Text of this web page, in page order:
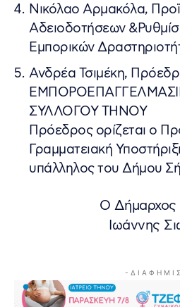
Νικόλαο Αρμακόλα,
Αδειοδοτήσεων
Εμπορικών
Ανδρέα Τσιμέκη,
ΣΥΛΛΟΓΟΥ ΤΗΝΟΥ
Πρόεδρος ορίζεται ο
Γραμματειακή
υπάλληλος του Δήμου
Ο Δήμαρχος
Ιωάννης
- Δ Ι Α Φ Η Μ Ι